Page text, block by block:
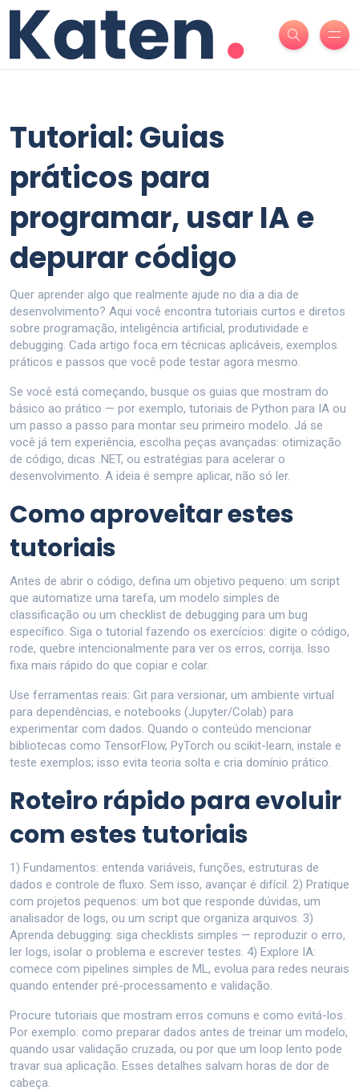
Tutorial: Guias
práticos para
programar, usar IA e
depurar código
Quer aprender algo que realmente ajude no dia a dia de
desenvolvimento? Aqui você encontra tutoriais curtos e diretos
sobre programação, inteligência artificial, produtividade e
debugging. Cada artigo foca em técnicas aplicáveis, exemplos
práticos e passos que você pode testar agora mesmo.
Se você está começando, busque os guias que mostram do
básico ao prático — por exemplo, tutoriais de Python para IA ou
um passo a passo para montar seu primeiro modelo. Já se
você já tem experiência, escolha peças avançadas: otimização
de código, dicas .NET, ou estratégias para acelerar o
desenvolvimento. A ideia é sempre aplicar, não só ler.
Como aproveitar estes
tutoriais
Antes de abrir o código, defina um objetivo pequeno: um script
que automatize uma tarefa, um modelo simples de
classificação ou um checklist de debugging para um bug
específico. Siga o tutorial fazendo os exercícios: digite o código,
rode, quebre intencionalmente para ver os erros, corrija. Isso
fixa mais rápido do que copiar e colar.
Use ferramentas reais: Git para versionar, um ambiente virtual
para dependências, e notebooks (Jupyter/Colab) para
experimentar com dados. Quando o conteúdo mencionar
bibliotecas como TensorFlow, PyTorch ou scikit-learn, instale e
teste exemplos; isso evita teoria solta e cria domínio prático.
Roteiro rápido para evoluir
com estes tutoriais
1) Fundamentos: entenda variáveis, funções, estruturas de
dados e controle de fluxo. Sem isso, avançar é difícil. 2) Pratique
com projetos pequenos: um bot que responde dúvidas, um
analisador de logs, ou um script que organiza arquivos. 3)
Aprenda debugging: siga checklists simples — reproduzir o erro,
ler logs, isolar o problema e escrever testes. 4) Explore IA:
comece com pipelines simples de ML, evolua para redes neurais
quando entender pré-processamento e validação.
Procure tutoriais que mostram erros comuns e como evitá-los.
Por exemplo: como preparar dados antes de treinar um modelo,
quando usar validação cruzada, ou por que um loop lento pode
travar sua aplicação. Esses detalhes salvam horas de dor de
cabeça.